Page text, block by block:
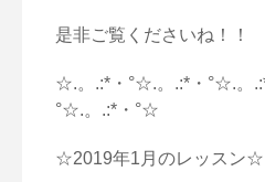
是非ご覧くださいね！！
☆.。.:*・°☆.。.:*・°☆.。
°☆.。.:*・°☆
☆2019年1月のレッスン☆